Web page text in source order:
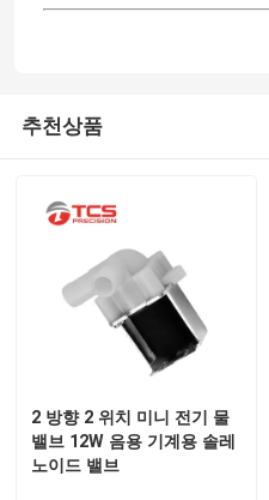
추천상품
2 방향 2 위치 미니 전기 물
밸브 12W 음용 기계용 솔레
노이드 밸브